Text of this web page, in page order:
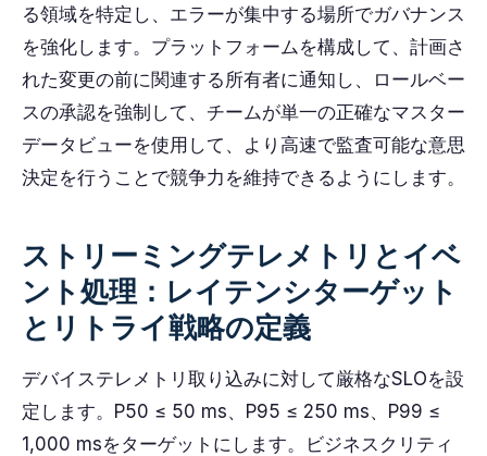
る領域を特定し、エラーが集中する場所でガバナンス
を強化します。プラットフォームを構成して、計画さ
れた変更の前に関連する所有者に通知し、ロールベー
スの承認を強制して、チームが単一の正確なマスター
データビューを使用して、より高速で監査可能な意思
決定を行うことで競争力を維持できるようにします。
ストリーミングテレメトリとイベ
ント処理：レイテンシターゲット
とリトライ戦略の定義
デバイステレメトリ取り込みに対して厳格なSLOを設
定します。P50 ≤ 50 ms、P95 ≤ 250 ms、P99 ≤
1,000 msをターゲットにします。ビジネスクリティ